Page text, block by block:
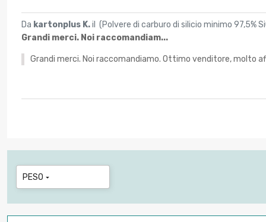
Da kartonplus K.il (Polvere di carburo di silicio minimo 97,5%
Grandi merci. Noi raccomandiam...
Grandi merci. Noi raccomandiamo. Ottimo venditore, molto
PESO 